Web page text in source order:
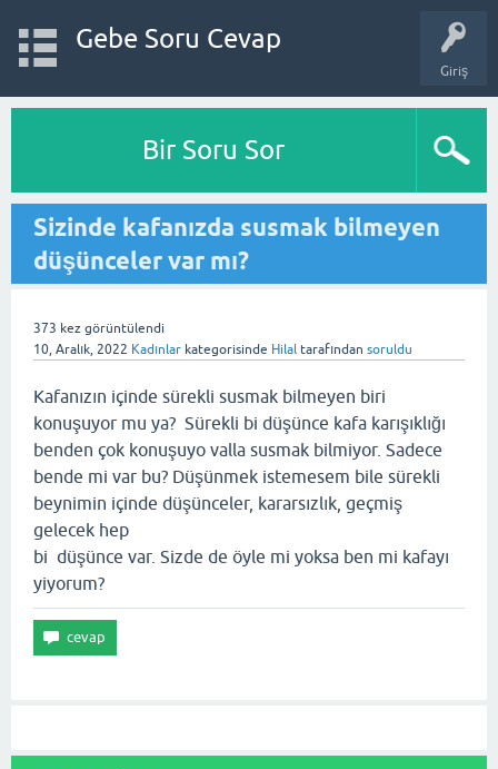
Giriş
Gebe Soru Cevap
Bir Soru Sor
Sizinde kafanızda susmak bilmeyen
düşünceler var mı?
373 kez görüntülendi
10, Aralık, 2022 Kadınlar kategorisinde Hilal tarafından soruldu
Kafanızın içinde sürekli susmak bilmeyen biri
konuşuyor mu ya? Sürekli bi düşünce kafa karışıklığı
benden çok konuşuyo valla susmak bilmiyor. Sadece
bende mi var bu? Düşünmek istemesem bile sürekli
beynimin içinde düşünceler, kararsızlık, geçmiş
gelecek hep
bi düşünce var. Sizde de öyle mi yoksa ben mi kafayı
yiyorum?